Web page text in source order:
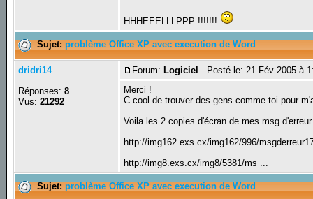
HHHEEELLLPPP !!!!!!!
Sujet:problème Office XP avec execution de Word
dridri14
Réponses:8
Vus:21292
Forum: Logiciel
Posté le: 21 Fév 2005 à
Merci !
C cool de trouver des gens comme toi pour
Voila les 2 copies d'écran de mes msg
http://img162.exs.cx/img162/996/
http://img8.exs.cx/img8/5381/ms ...
Sujet:problème Office XP avec execution de Word